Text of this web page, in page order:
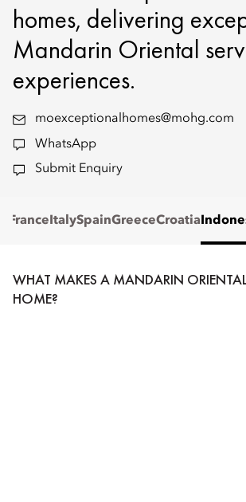
homes, delivering
Mandarin Oriental
experiences.
moexceptionalhomes@mohg.com
WhatsApp
Submit Enquiry
France ItalySpainGreeceCroatia
WHAT MAKES A MANDARIN
HOME?